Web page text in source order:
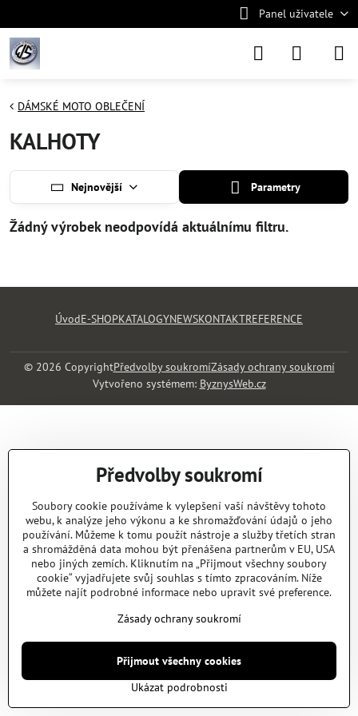
Panel uživatele
DÁMSKÉ MOTO OBLEČENÍ
KALHOTY
Nejnovější Parametry
ÚvodE-SHOPKATALOGYNEWSKONTAKTREFERENCE
© 2026 CopyrightPředvolby soukromíZásady ochrany soukromí
Vytvořeno systémem: ByznysWeb.cz
Předvolby soukromí
Soubory cookie používáme k vylepšení vaší návštěvy tohoto
webu, k analýze jeho výkonu a ke shromažďování údajů o jeho
používání. Můžeme k tomu použít nástroje a služby třetích stran
a shromážděná data mohou být přenášena partnerům v EU, USA
nebo jiných zemích. Kliknutím na „Přijmout všechny soubory
cookie“ vyjadřujete svůj souhlas s tímto zpracováním. Níže
můžete najít podrobné informace nebo upravit své preference.
Zásady ochrany soukromí
Ukázat podrobnosti
Přijmout všechny cookies